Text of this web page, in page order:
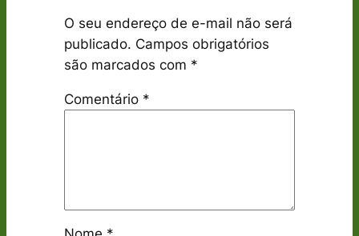
O seu endereço de e-mail não será
publicado. Campos obrigatórios
são marcados com *
Comentário *